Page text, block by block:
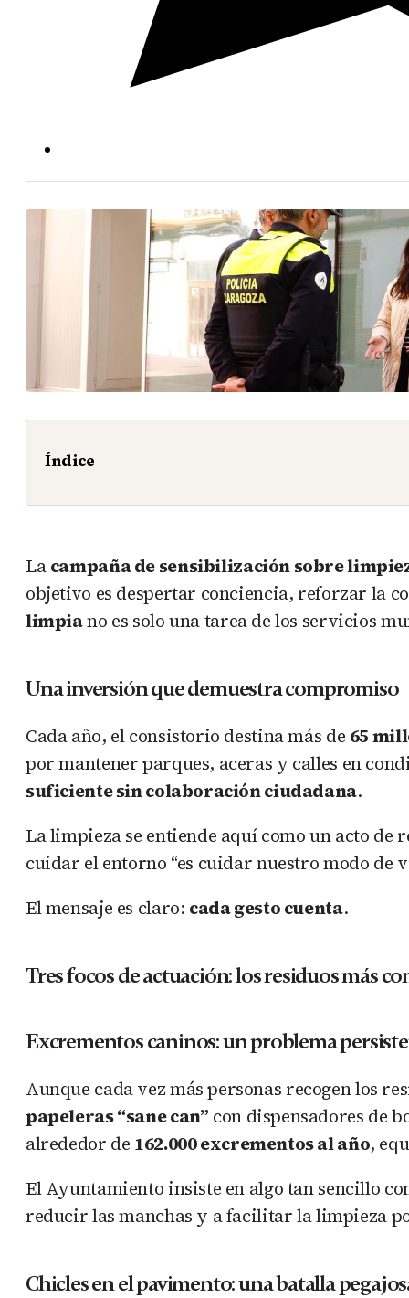
Índice
Lacampaña de sensibilización sobre
objetivo es despertar conciencia, reforzar la
limpiano es solo una tarea de los servicios
Una inversión que demuestra compromiso
Cada año, el consistorio destina más de 65
por mantener parques, aceras y calles en
suficiente sin colaboración ciudadana.
La limpieza se entiende aquí como un acto
cuidar el entorno “es cuidar nuestro modo de
El mensaje es claro: cada gesto cuenta.
Tres focos de actuación: los residuos más
Excrementos caninos: un problema
Aunque cada vez más personas recogen los
papeleras “sane can” con dispensadores de
alrededor de 162.000 excrementos al año,
El Ayuntamiento insiste en algo tan sencillo
reducir las manchas y a facilitar la limpieza
Chicles en el pavimento: una batalla